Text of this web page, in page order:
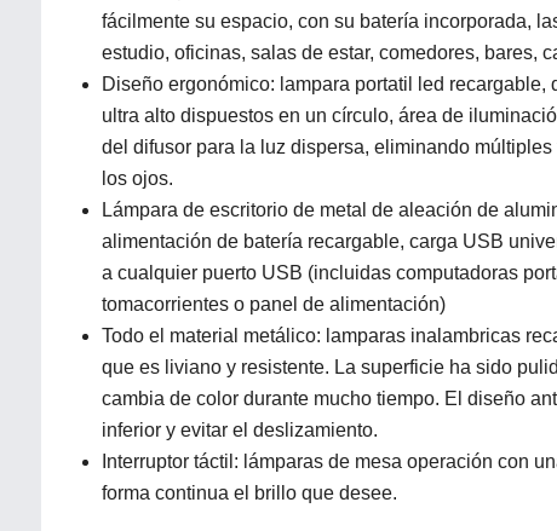
fácilmente su espacio, con su batería incorporada,
estudio, oficinas, salas de estar, comedores, bares,
Diseño ergonómico: lampara portatil led
ultra alto dispuestos en un círculo, área de
del difusor para la luz dispersa, eliminando
los ojos.
Lámpara de escritorio de metal de aleación de
alimentación de batería recargable, carga USB
a cualquier puerto USB (incluidas computadoras
tomacorrientes o panel de alimentación)
Todo el material metálico: lamparas inalambricas
que es liviano y resistente. La superficie ha sido
cambia de color durante mucho tiempo. El diseño
inferior y evitar el deslizamiento.
Interruptor táctil: lámparas de mesa operación con
forma continua el brillo que desee.